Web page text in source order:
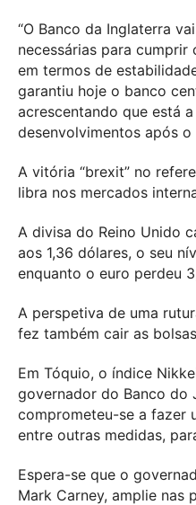
“O Banco da Inglaterra
necessárias para
em termos de
garantiu hoje o banco
acrescentando que está
desenvolvimentos após
A vitória “brexit” no
libra nos mercados
A divisa do Reino Unido
aos 1,36 dólares, o seu
enquanto o euro perdeu
A perspetiva de uma
fez também cair as
Em Tóquio, o índice
governador do Banco do
comprometeu-se a fazer
entre outras medidas,
Espera-se que o
Mark Carney, amplie nas